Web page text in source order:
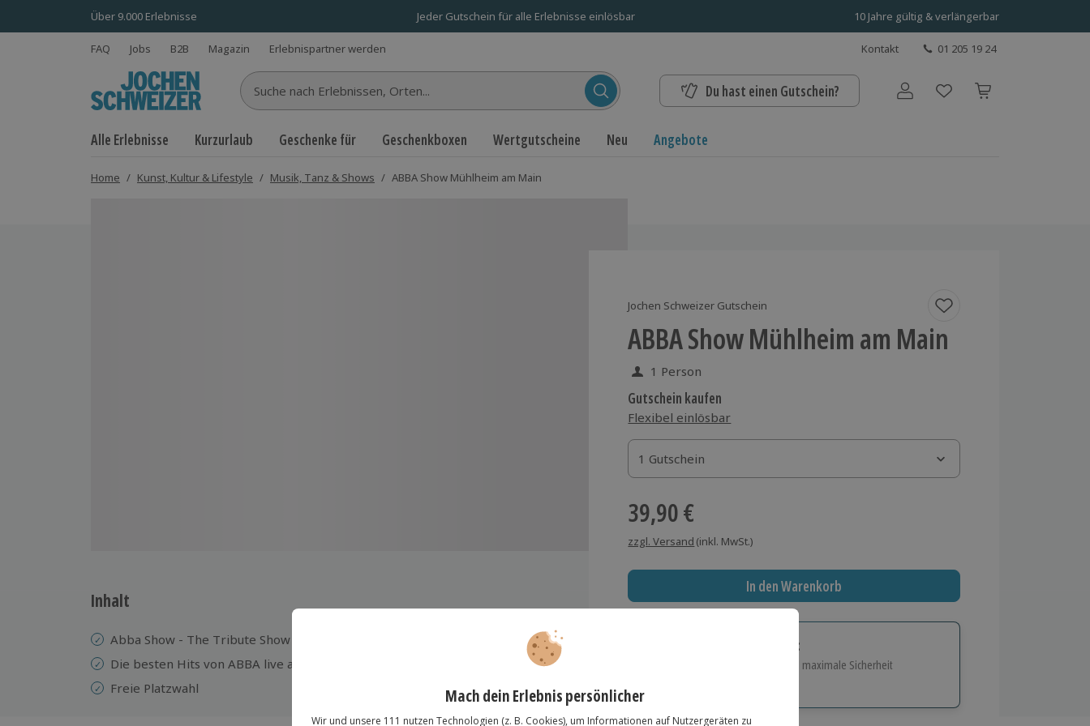
Über 9.000 Erlebnisse Jeder Gutschein für alle Erlebnisse einlösbar 10 Jahre gültig & verlängerbar
FAQ Jobs B2B Magazin Erlebnispartner werden Kontakt 01 205 19 24
Suche nach Erlebnissen... Du hast einen Gutschein? Benutzerkonto
Alle Erlebnisse Kurzurlaub Geschenke für Geschenkboxen Wertgutscheine Neu Angebote
Home / Kunst, Kultur & Lifestyle / Musik, Tanz & Shows / ABBA Show Mühlheim am Main
Jochen Schweizer Gutschein
ABBA Show Mühlheim am Main
1 Person
Gutschein kaufen
Flexibel einlösbar
1 Gutschein
1 Gutschein
1 Gutschein
39,90 €
zzgl. Versand (inkl. MwSt.)
In den Warenkorb
Immer das richtige Geschenk:
Große Auswahl, volle Flexibilität und maximale Sicherheit
Über 9.000 Erlebnisse.
Inhalt
Abba Show - The Tribute Show
Die besten Hits von ABBA live auf der Bühne, in originalgetreuen Kostümen
Freie Platzwahl